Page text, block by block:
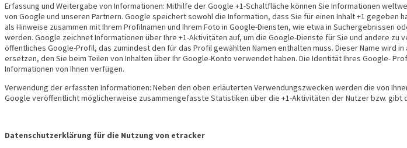
Erfassung und Weitergabe von Informationen: Mithilfe der Google +1-Schaltfläche können Sie Informationen
von Google und unseren Partnern. Google speichert sowohl die Information, dass Sie für einen Inhalt +1 gegeben
als Hinweise zusammen mit Ihrem Profilnamen und Ihrem Foto in Google-Diensten, wie etwa in
werden. Google zeichnet Informationen über Ihre +1-Aktivitäten auf, um die Google-Dienste für Sie und andere
öffentliches Google-Profil, das zumindest den für das Profil gewählten Namen enthalten muss. Dieser Name wird
ersetzen, den Sie beim Teilen von Inhalten über Ihr Google-Konto verwendet haben. Die Identität Ihres Google-
Informationen von Ihnen verfügen.
Verwendung der erfassten Informationen: Neben den oben erläuterten Verwendungszwecken werden die von
Google veröffentlicht möglicherweise zusammengefasste Statistiken über die +1-Aktivitäten der Nutzer bzw.
Datenschutzerklärung für die Nutzung von etracker